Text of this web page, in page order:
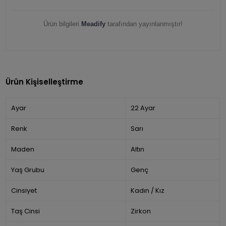
Ürün bilgileri Meadify tarafından yayınlanmıştır!
Ürün Kişiselleştirme
Ayar 22 Ayar
Renk Sarı
Maden Altın
Yaş Grubu Genç
Cinsiyet Kadın / Kız
Taş Cinsi Zirkon